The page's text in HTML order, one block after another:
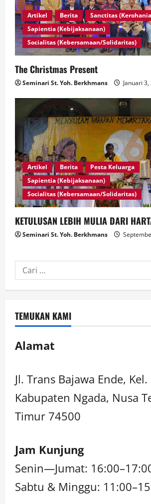
Artikel Berita
Sanctitas
Sapientia (Kebijaksanaan)
Socialitas (Kebersamaan/Solidaritas)
The Christmas Present
Seminari St. Yoh. Berkhmans Januari
Artikel Berita
Pesta Keluarga
Sapientia (Kebijaksanaan)
Socialitas (Kebersamaan/Solidaritas)
KETULUSAN LEBIH MULIA DARI
Seminari St. Yoh. Berkhmans
TEMUKAN KAMI
Alamat
Jl. Trans Bajawa Ende,
Kabupaten Ngada, Nusa
Timur 74500
Jam Kunjung
Senin—Jumat:
Sabtu & Minggu: